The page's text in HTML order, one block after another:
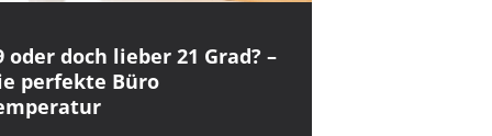
oder doch lieber 21 Grad? –
perfekte Büro